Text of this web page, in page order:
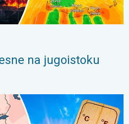
na jugoistoku
Toplota i u morima. . . subota,